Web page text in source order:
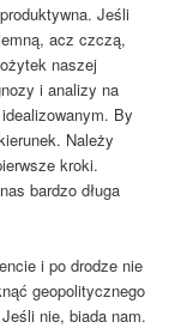
Jeśli
acz czczą,
naszej
i analizy na
By
Należy
kroki.
bardzo długa
i po drodze nie
geopolitycznego
nie, biada nam.